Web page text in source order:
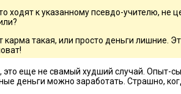
ходят к указанному псевдо-учителю, не
карма такая, или просто деньги лишние.
это еще не свамый худший случай. Опыт-
деньги можно заработать. Страшно,